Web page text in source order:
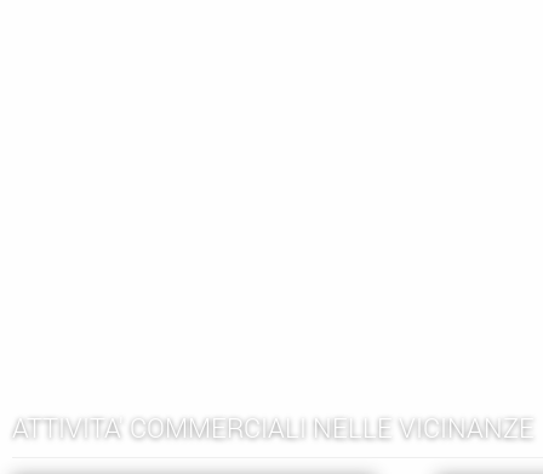
ATTIVITA' COMMERCIALI NELLE VICINANZE